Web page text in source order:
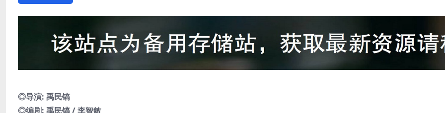
◎导演: 禹民镐
◎编剧: 禹民镐 / 李智敏